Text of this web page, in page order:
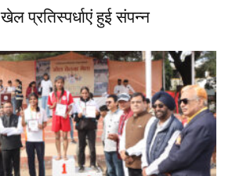
प्रतिस्पर्धाएं हुई संपन्न